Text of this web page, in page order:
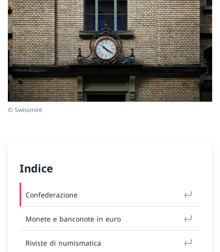
© Swissmint
Indice
Confederazione
Monete e banconote in euro
Riviste di numismatica